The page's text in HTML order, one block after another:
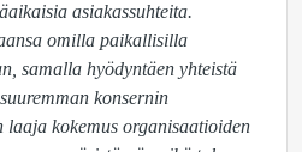
asiakassuhteita.
omilla paikallisilla
samalla hyödyntäen yhteistä
konsernin
kokemus organisaatioiden